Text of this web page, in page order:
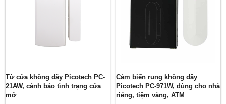
Từ cửa không dây Picotech PC-
21AW, cảnh báo tình trạng cửa
mở
Cảm biến rung không dây
Picotech PC-971W, dùng cho nhà
riêng, tiệm vàng, ATM